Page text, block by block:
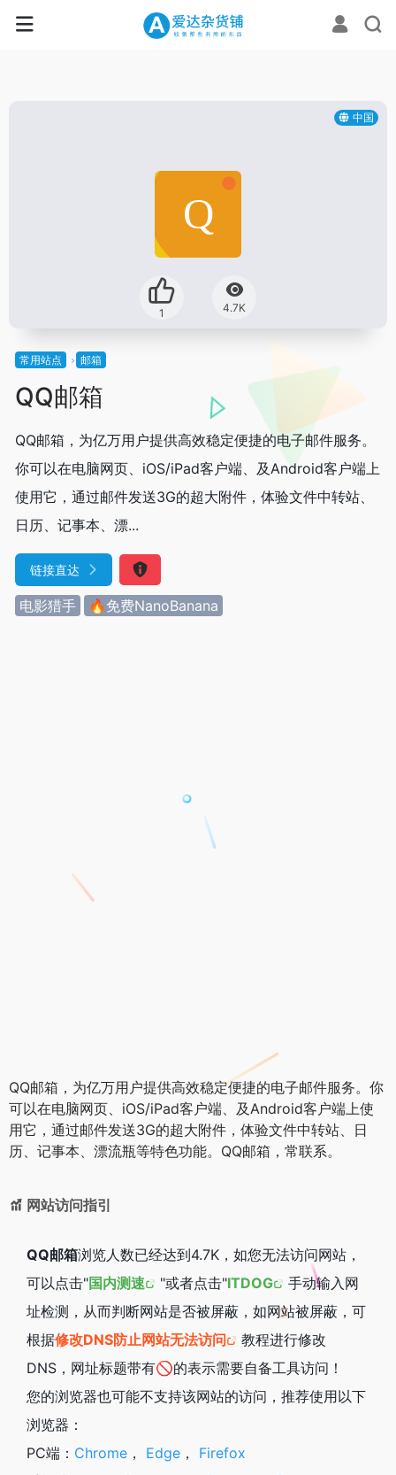
中国
1 4.7K
常用站点 邮箱
QQ邮箱
QQ邮箱，为亿万用户提供高效稳定便捷的电子邮件服务。
你可以在电脑网页、iOS/iPad客户端、及Android客户端上
使用它，通过邮件发送3G的超大附件，体验文件中转站、
日历、记事本、漂...
链接直达
电影猎手 🔥免费NanoBanana
QQ邮箱，为亿万用户提供高效稳定便捷的电子邮件服务。你
可以在电脑网页、iOS/iPad客户端、及Android客户端上使
用它，通过邮件发送3G的超大附件，体验文件中转站、日
历、记事本、漂流瓶等特色功能。QQ邮箱，常联系。
网站访问指引
QQ邮箱浏览人数已经达到4.7K，如您无法访问网站，
可以点击"国内测速 "或者点击"ITDOG
手动输入网
址检测，从而判断网站是否被屏蔽，如网站被屏蔽，可
根据修改DNS防止网站无法访问
教程进行修改
DNS，网址标题带有🚫的表示需要自备工具访问！
您的浏览器也可能不支持该网站的访问，推荐使用以下
浏览器：
PC端： Chrome ， Edge ， Firefox